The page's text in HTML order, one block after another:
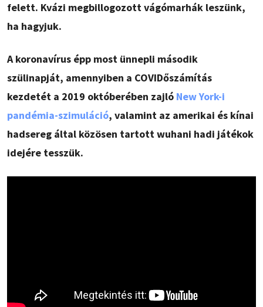
felett. Kvázi megbillogozott vágómarhák leszünk,
ha hagyjuk.
A koronavírus épp most ünnepli második
szülinapját, amennyiben a COVIDőszámítás
kezdetét a 2019 októberében zajló New York-i
pandémia-szimuláció, valamint az amerikai és kínai
hadsereg által közösen tartott wuhani hadi játékok
idejére tesszük.